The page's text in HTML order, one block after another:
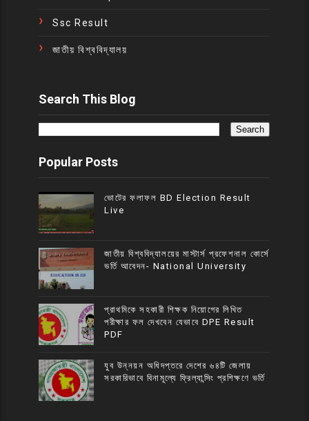
Ssc Result
জাতীয় বিশ্ববিদ্যালয়
Search This Blog
Popular Posts
ভোটের ফলাফল BD Election Result
Live
জাতীয় বিশ্ববিদ্যালয়ের মাস্টার্স প্রফেশনাল কোর্সে
ভর্তি আবেদন- National University
প্রাথমিকে সহকারী শিক্ষক নিয়োগের লিখিত
পরীক্ষার ফল দেখবেন যেভাবে DPE Result
PDF
যুব উন্নয়ন অধিদপ্তরে দেশের ৬৪টি জেলায়
সরকারিভাবে বিনামূল্যে ফ্রিল্যান্সিং প্রশিক্ষণে ভর্তি